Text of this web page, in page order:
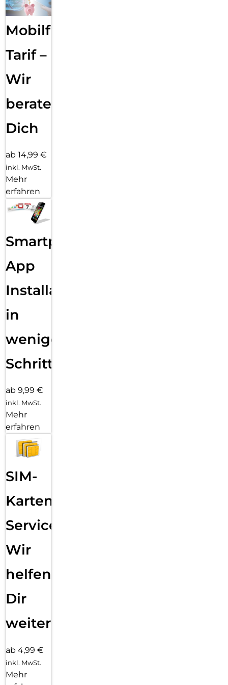
Mobilfunk
Tarif –
Wir
beraten
Dich
ab 14,99 €
inkl. MwSt.
Mehr
erfahren
Smartphone
App
Installation
in
wenigen
Schritten
ab 9,99 €
inkl. MwSt.
Mehr
erfahren
SIM-
Karten
Service:
Wir
helfen
Dir
weiter
ab 4,99 €
inkl. MwSt.
Mehr